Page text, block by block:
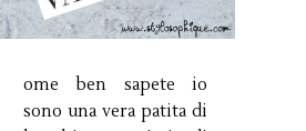
ome ben sapete io
sono una vera patita di